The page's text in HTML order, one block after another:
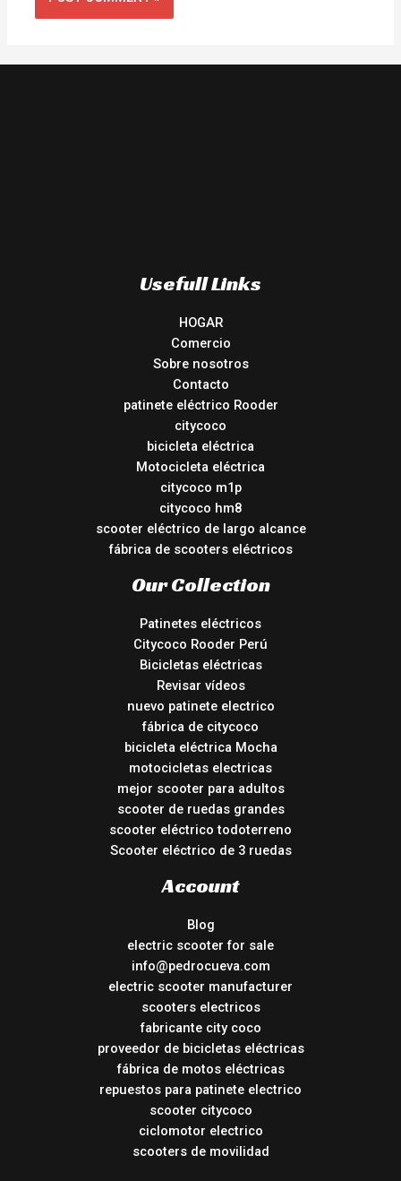
Usefull Links
HOGAR
Comercio
Sobre nosotros
Contacto
patinete eléctrico Rooder
citycoco
bicicleta eléctrica
Motocicleta eléctrica
citycoco m1p
citycoco hm8
scooter eléctrico de largo alcance
fábrica de scooters eléctricos
Our Collection
Patinetes eléctricos
Citycoco Rooder Perú
Bicicletas eléctricas
Revisar vídeos
nuevo patinete electrico
fábrica de citycoco
bicicleta eléctrica Mocha
motocicletas electricas
mejor scooter para adultos
scooter de ruedas grandes
scooter eléctrico todoterreno
Scooter eléctrico de 3 ruedas
Account
Blog
electric scooter for sale
info@pedrocueva.com
electric scooter manufacturer
scooters electricos
fabricante city coco
proveedor de bicicletas eléctricas
fábrica de motos eléctricas
repuestos para patinete electrico
scooter citycoco
ciclomotor electrico
scooters de movilidad